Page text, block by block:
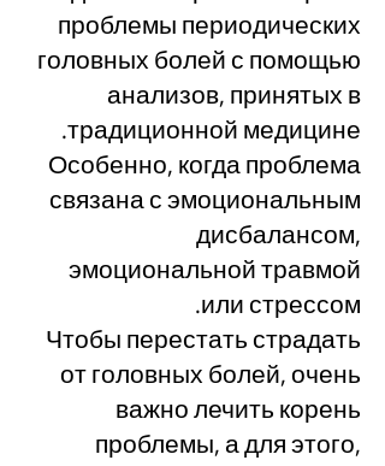
проблемы периодических
головных болей с помощью
анализов, принятых в
традиционной медицине.
Особенно, когда проблема
связана с эмоциональным
дисбалансом,
эмоциональной травмой
или стрессом.
Чтобы перестать страдать
от головных болей, очень
важно лечить корень
проблемы, а для этого,